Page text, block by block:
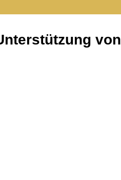
von